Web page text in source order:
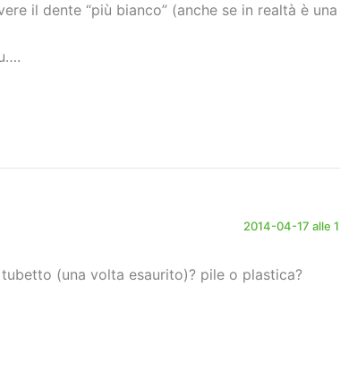
il dente “più bianco” (anche se in realtà è una
2014-04-17 alle
(una volta esaurito)? pile o plastica?